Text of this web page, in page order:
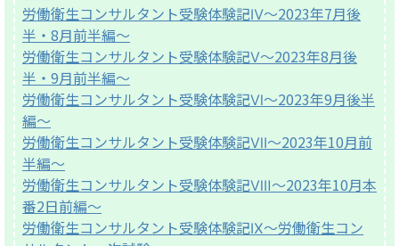
労働衛生コンサルタント受験体験記Ⅳ〜2023年7月後
半・8月前半編〜
労働衛生コンサルタント受験体験記Ⅴ〜2023年8月後
半・9月前半編〜
労働衛生コンサルタント受験体験記Ⅵ〜2023年9月後半
編〜
労働衛生コンサルタント受験体験記Ⅶ〜2023年10月前
半編〜
労働衛生コンサルタント受験体験記Ⅷ〜2023年10月本
番2日前編〜
労働衛生コンサルタント受験体験記Ⅸ〜労働衛生コン